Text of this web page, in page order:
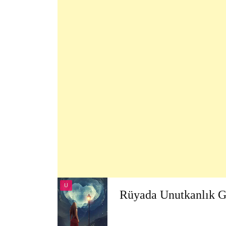
U
Rüyada Unutkanlık